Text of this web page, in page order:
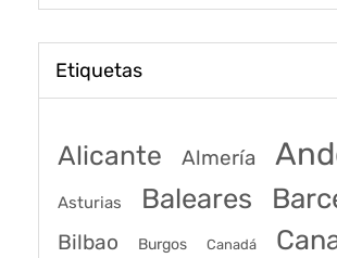
Etiquetas
Alicante Almería
Asturias Baleares
Bilbao Burgos Canadá